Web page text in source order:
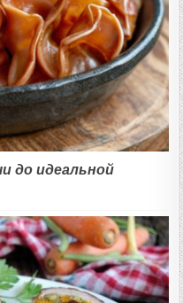
до идеальной